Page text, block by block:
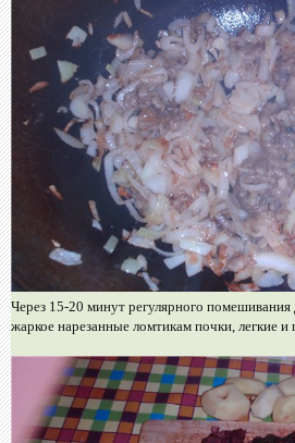
Через 15-20 минут регулярного
жаркое нарезанные ломтикам почки, легкие и